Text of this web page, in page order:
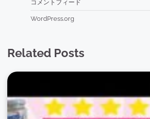
コメントフィード
WordPress.org
Related Posts